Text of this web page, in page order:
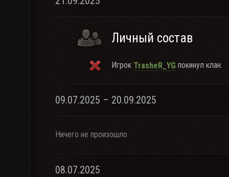
Личный состав
Игрок TrasheR_YG покинул клан.
09.07.2025 – 20.09.2025
Ничего не произошло
08.07.2025